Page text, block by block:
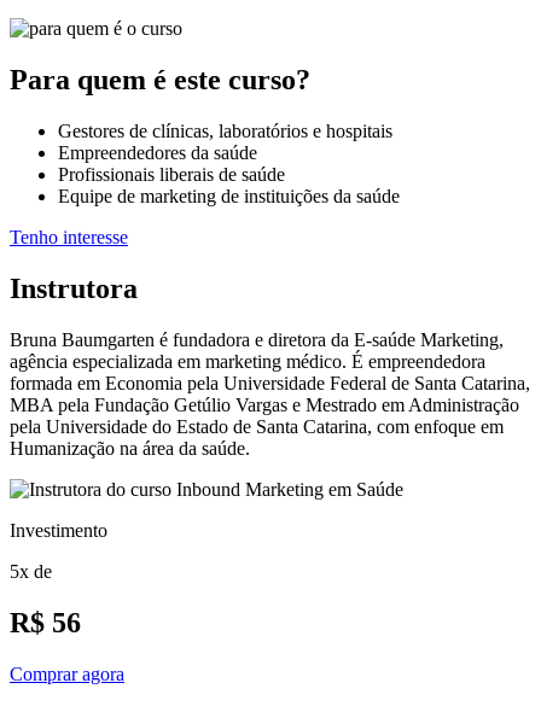
Para quem é este curso?
Gestores de clínicas, laboratórios e hospitais
Empreendedores da saúde
Profissionais liberais de saúde
Equipe de marketing de instituições da saúde
Tenho interesse
Instrutora
Bruna Baumgarten é fundadora e diretora da E-saúde Marketing,
agência especializada em marketing médico. É empreendedora
formada em Economia pela Universidade Federal de Santa Catarina,
MBA pela Fundação Getúlio Vargas e Mestrado em Administração
pela Universidade do Estado de Santa Catarina, com enfoque em
Humanização na área da saúde.
Investimento
5x de
R$ 56
Comprar agora